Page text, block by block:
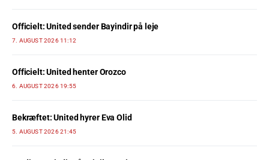
Officielt: United sender Bayindir på leje
7. AUGUST 2026 11:12
Officielt: United henter Orozco
6. AUGUST 2026 19:55
Bekræftet: United hyrer Eva Olid
5. AUGUST 2026 21:45